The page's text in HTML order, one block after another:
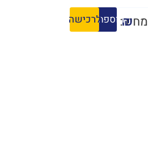
מחיר:
₪הוספה לסל
לרכישה